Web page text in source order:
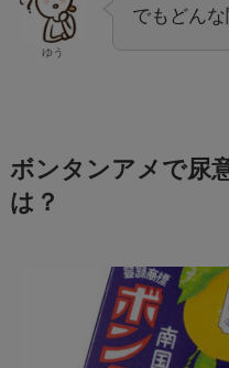
ゆう
でもどん
ボンタンアメで尿
は？